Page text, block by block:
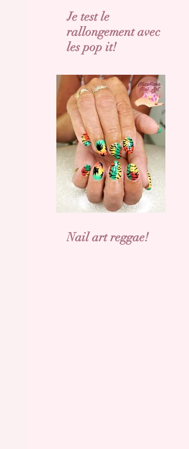
Je test le
rallongement avec
les pop it!
Nail art reggae!